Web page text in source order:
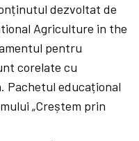
dezvoltat de
Agriculture in the
pentru
corelate cu
Pachetul educațional
„Creștem prin